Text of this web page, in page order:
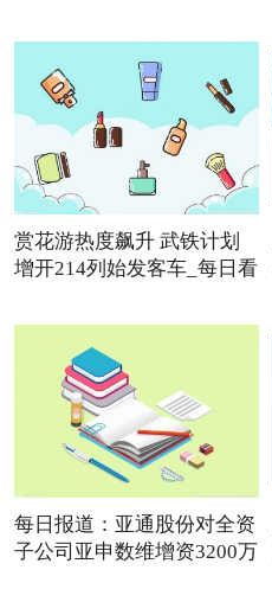
赏花游热度飙升 武铁计划
增开214列始发客车_每日看
每日报道：亚通股份对全资
子公司亚申数维增资3200万